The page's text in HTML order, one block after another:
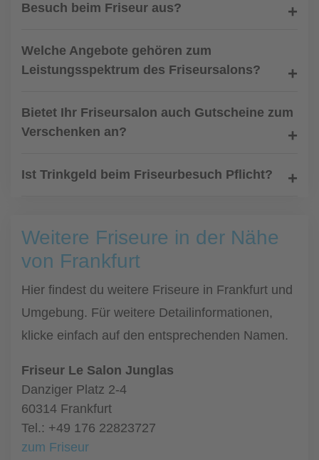
Besuch beim Friseur aus?
Welche Angebote gehören zum
Leistungsspektrum des Friseursalons?
Bietet Ihr Friseursalon auch Gutscheine zum
Verschenken an?
Ist Trinkgeld beim Friseurbesuch Pflicht?
Weitere Friseure in der Nähe
von Frankfurt
Hier findest du weitere Friseure in Frankfurt und
Umgebung. Für weitere Detailinformationen,
klicke einfach auf den entsprechenden Namen.
Friseur Le Salon Junglas
Danziger Platz 2-4
60314 Frankfurt
Tel.: +49 176 22823727
zum Friseur